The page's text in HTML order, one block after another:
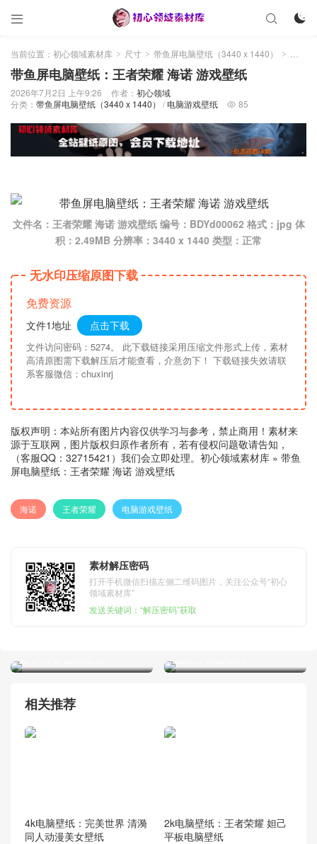
 

当前位置： 初心领域素材库 > 尺寸 > 带鱼屏电脑壁纸（3440 x 1440） >
带鱼屏电脑壁纸：王者荣耀 海诺 游戏壁纸
2026年7月2日 上午9:26 作者： 初心领域
分类： 带鱼屏电脑壁纸（3440 x 1440） / 电脑游戏壁纸  85
文件名：王者荣耀 海诺 游戏壁纸 编号：BDYd00062 格式：jpg 体
积：2.49MB 分辨率：3440 x 1440 类型：正常
无水印压缩原图下载
免费资源
文件1地址 点击下载
文件访问密码：5274。 此下载链接采用压缩文件形式上传，素材
高清原图需下载解压后才能查看，介意勿下！ 下载链接失效请联
系客服微信：chuxinrj
版权声明：本站所有图片内容仅供学习与参考，禁止商用！素材来
源于互联网，图片版权归原作者所有，若有侵权问题敬请告知，
（客服QQ：32715421）我们会立即处理。 初心领域素材库 » 带鱼
屏电脑壁纸：王者荣耀 海诺 游戏壁纸
海诺 王者荣耀 电脑游戏壁纸
素材解压密码
打开手机微信扫描左侧二维码图片，关注公众号“初心
领域素材库”
发送关键词：“解压密码”获取
之引 海诺 游戏壁纸
山剧照 美女壁纸
相关推荐
4k电脑壁纸：完美世界 清漪
同人动漫美女壁纸
2k电脑壁纸：王者荣耀 妲己
平板电脑壁纸